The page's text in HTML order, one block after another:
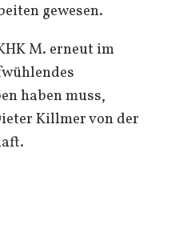
gewesen.
M. erneut im
haben muss,
Killmer von der